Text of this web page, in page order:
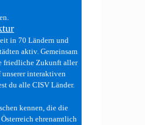
in 70 Ländern und
aktiv. Gemeinsam
friedliche Zukunft aller
unserer interaktiven
du alle CISV Länder.
kennen, die die
ehrenamtlich